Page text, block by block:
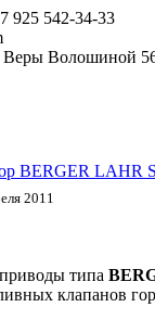
925 542-34-33
Веры Волошиной
BERGER LAHR
2011
типа
клапанов